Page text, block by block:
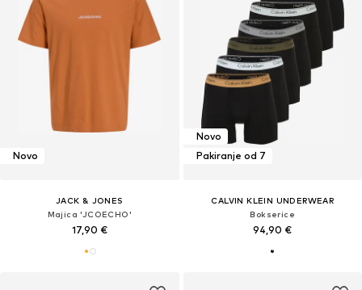
Novo
JACK & JONES
Majica 'JCOECHO'
17,90 €
Novo
Pakiranje od 7
CALVIN KLEIN UNDERWEAR
Bokserice
94,90 €